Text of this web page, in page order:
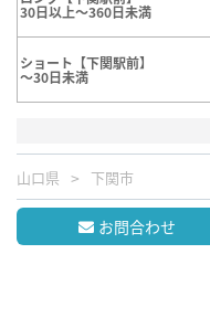
30日以上～360日未満
ショート【下関駅前】
～30日未満
山口県 下関市
お問合わせ